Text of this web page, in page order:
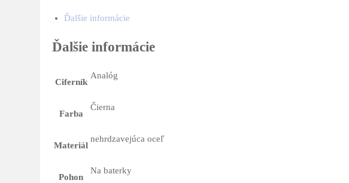
Ďalšie informácie
Ďalšie informácie
Ciferník
Analóg
Farba
Čierna
Materiál
nehrdzavejúca oceľ
Pohon
Na baterky